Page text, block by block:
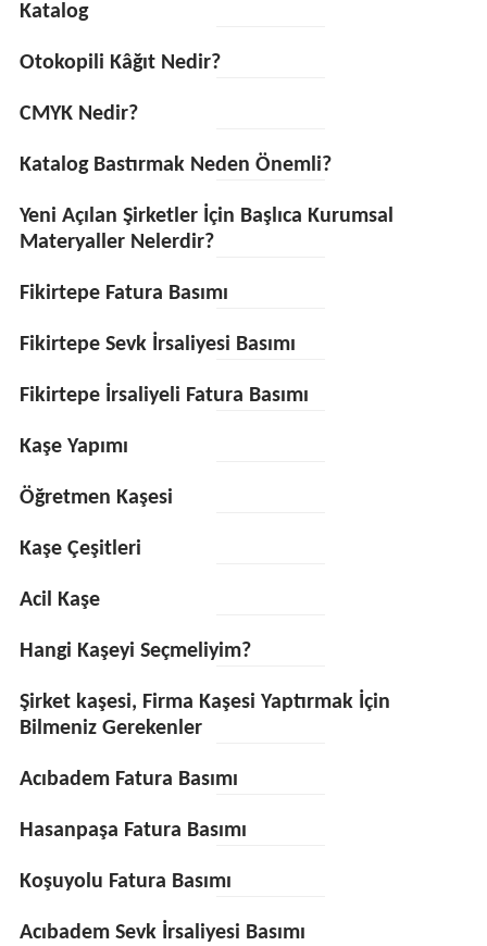
Katalog
Otokopili Kâğıt Nedir?
CMYK Nedir?
Katalog Bastırmak Neden Önemli?
Yeni Açılan Şirketler İçin Başlıca Kurumsal
Materyaller Nelerdir?
Fikirtepe Fatura Basımı
Fikirtepe Sevk İrsaliyesi Basımı
Fikirtepe İrsaliyeli Fatura Basımı
Kaşe Yapımı
Öğretmen Kaşesi
Kaşe Çeşitleri
Acil Kaşe
Hangi Kaşeyi Seçmeliyim?
Şirket kaşesi, Firma Kaşesi Yaptırmak İçin
Bilmeniz Gerekenler
Acıbadem Fatura Basımı
Hasanpaşa Fatura Basımı
Koşuyolu Fatura Basımı
Acıbadem Sevk İrsaliyesi Basımı